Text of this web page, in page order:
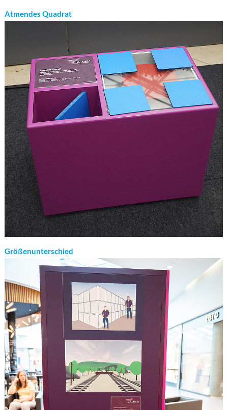
Atmendes Quadrat
Größenunterschied